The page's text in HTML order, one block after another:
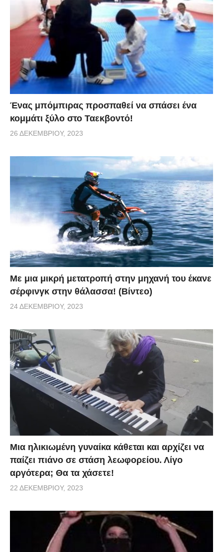
Ένας μπόμπιρας προσπαθεί να σπάσει ένα
κομμάτι ξύλο στο Ταεκβοντό!
26 ΔΕΚΕΜΒΡΊΟΥ, 2023
Με μια μικρή μετατροπή στην μηχανή του έκανε
σέρφινγκ στην θάλασσα! (Βίντεο)
24 ΔΕΚΕΜΒΡΊΟΥ, 2023
Μια ηλικιωμένη γυναίκα κάθεται και αρχίζει να
παίζει πιάνο σε στάση λεωφορείου. Λίγο
αργότερα; Θα τα χάσετε!
22 ΔΕΚΕΜΒΡΊΟΥ, 2023